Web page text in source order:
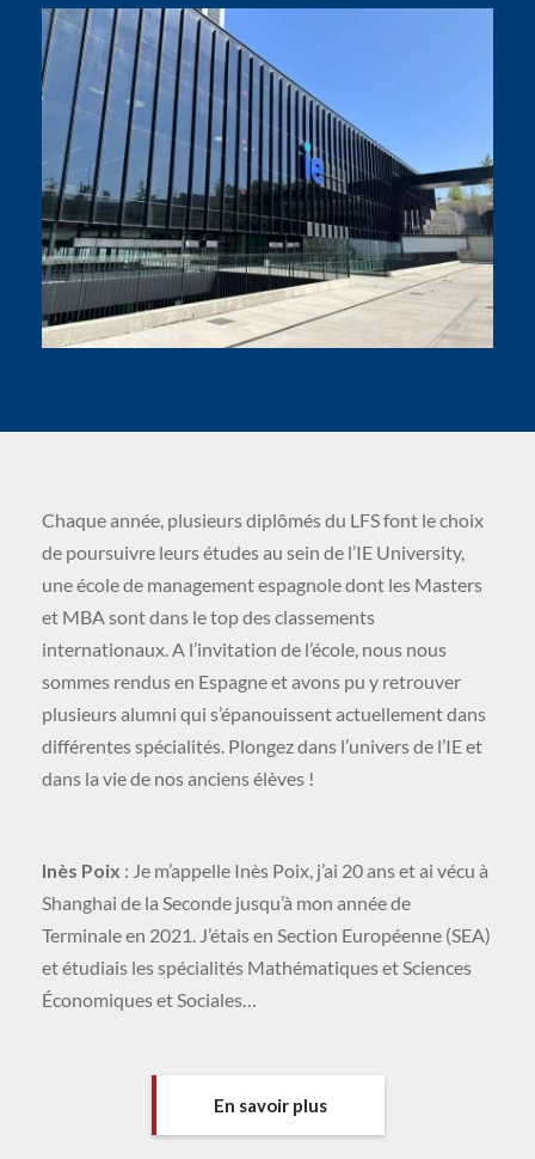
Chaque année, plusieurs diplômés du LFS font le choix
de poursuivre leurs études au sein de l’IE University,
une école de management espagnole dont les Masters
et MBA sont dans le top des classements
internationaux. A l’invitation de l’école, nous nous
sommes rendus en Espagne et avons pu y retrouver
plusieurs alumni qui s’épanouissent actuellement dans
différentes spécialités. Plongez dans l’univers de l’IE et
dans la vie de nos anciens élèves !
Inès Poix : Je m’appelle Inès Poix, j’ai 20 ans et ai vécu à
Shanghai de la Seconde jusqu’à mon année de
Terminale en 2021. J’étais en Section Européenne (SEA)
et étudiais les spécialités Mathématiques et Sciences
Économiques et Sociales…
En savoir plus